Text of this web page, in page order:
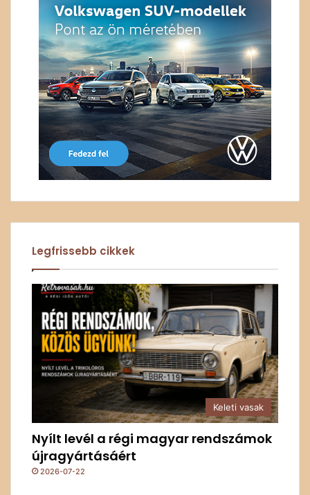
Legfrissebb cikkek
Keleti vasak
Nyílt levél a régi magyar rendszámok
újragyártásáért
2026-07-22